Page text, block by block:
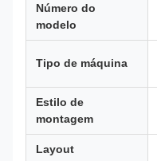
Número do
modelo
Tipo de máquina
Estilo de
montagem
Layout